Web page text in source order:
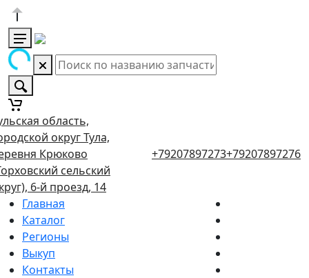
область,
округ Тула,
Крюково
сельский
6-й проезд, 14
+79207897273+79207897276
Главная
Каталог
Регионы
Выкуп
Контакты